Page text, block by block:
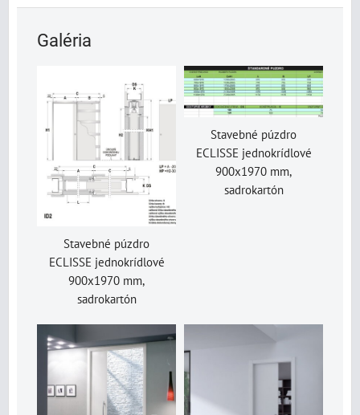
Galéria
Stavebné púzdro
ECLISSE jednokrídlové
900x1970 mm,
sadrokartón
Stavebné púzdro
ECLISSE jednokrídlové
900x1970 mm,
sadrokartón